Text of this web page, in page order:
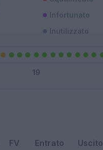
Infortunato
Inutilizzato
FV Entrato Uscito